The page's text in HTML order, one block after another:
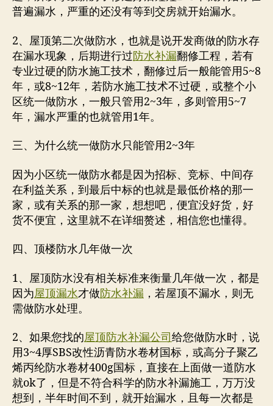
普遍漏水，严重的还没有等到交房就开始漏水。
2、屋顶第二次做防水，也就是说开发商做的防水存
在漏水现象，后期进行过防水补漏翻修工程，若有
专业过硬的防水施工技术，翻修过后一般能管用5~8
年，或8~12年，若防水施工技术不过硬，或整个小
区统一做防水，一般只管用2~3年，多则管用5~7
年，漏水严重的也就管用1年。
三、为什么统一做防水只能管用2~3年
因为小区统一做防水都是因为招标、竞标、中间存
在利益关系，到最后中标的也就是最低价格的那一
家，或有关系的那一家，想想吧，便宜没好货，好
货不便宜，这里就不在详细赘述，相信您也懂得。
四、顶楼防水几年做一次
1、屋顶防水没有相关标准来衡量几年做一次，都是
因为屋顶漏水才做防水补漏 ，若屋顶不漏水，则无
需做防水处理。
2、如果您找的屋顶防水补漏公司给您做防水时，说
用3~4厚SBS改性沥青防水卷材国标，或高分子聚乙
烯丙纶防水卷材400g国标，直接在上面做一道防水
就ok了，但是不符合科学的防水补漏施工，万万没
想到，半年时间不到，就开始漏水，且每一次都是